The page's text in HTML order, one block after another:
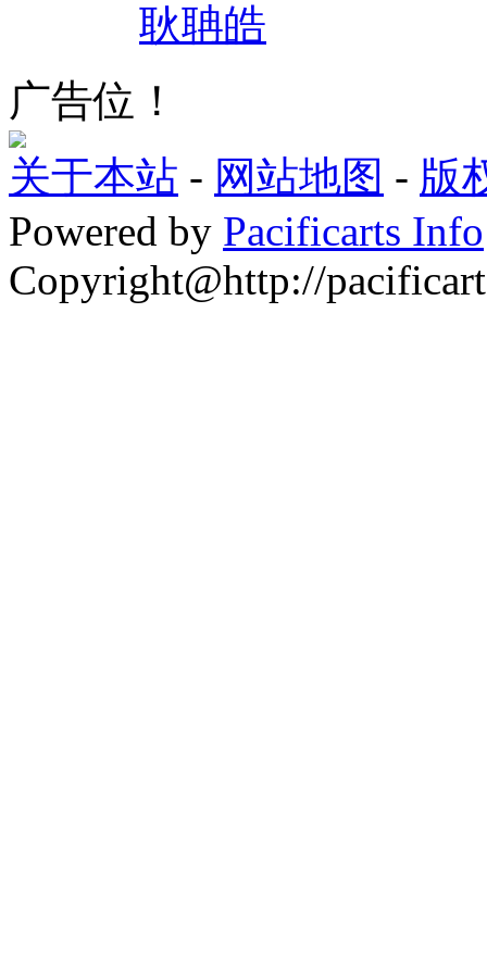
耿聃皓
广告位！
关于本站 - 网站地图 - 版
Powered by Pacificarts Info
Copyright@http://